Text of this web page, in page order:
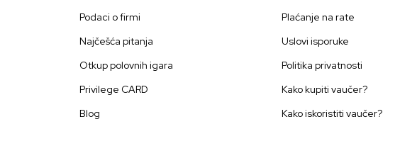
Podaci o firmi
Najčešća pitanja
Otkup polovnih igara
Privilege CARD
Blog
Plaćanje na rate
Uslovi isporuke
Politika privatnosti
Kako kupiti vaučer?
Kako iskoristiti vaučer?